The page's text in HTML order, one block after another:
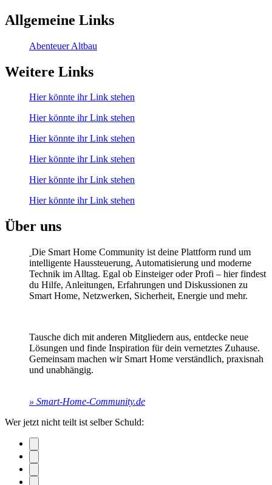
Allgemeine Links
Abenteuer Altbau
Weitere Links
Hier könnte ihr Link stehen
Hier könnte ihr Link stehen
Hier könnte ihr Link stehen
Hier könnte ihr Link stehen
Hier könnte ihr Link stehen
Hier könnte ihr Link stehen
Über uns
Die Smart Home Community ist deine Plattform rund um
intelligente Haussteuerung, Automatisierung und moderne
Technik im Alltag. Egal ob Einsteiger oder Profi – hier findest
du Hilfe, Anleitungen, Erfahrungen und Diskussionen zu
Smart Home, Netzwerken, Sicherheit, Energie und mehr.
Tausche dich mit anderen Mitgliedern aus, entdecke neue
Lösungen und finde Inspiration für dein vernetztes Zuhause.
Gemeinsam machen wir Smart Home verständlich, praxisnah
und unabhängig.
» Smart-Home-Community.de
Wer jetzt nicht teilt ist selber Schuld: